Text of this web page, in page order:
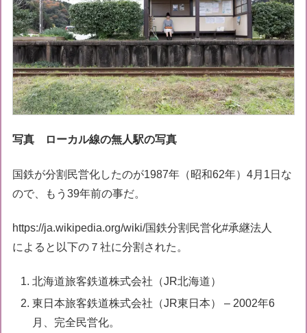
写真 ローカル線の無人駅の写真
国鉄が分割民営化したのが1987年（昭和62年）4月1日な
ので、もう39年前の事だ。
https://ja.wikipedia.org/wiki/国鉄分割民営化#承継法人
によると以下の７社に分割された。
北海道旅客鉄道株式会社（JR北海道）
東日本旅客鉄道株式会社（JR東日本） – 2002年6
月、完全民営化。